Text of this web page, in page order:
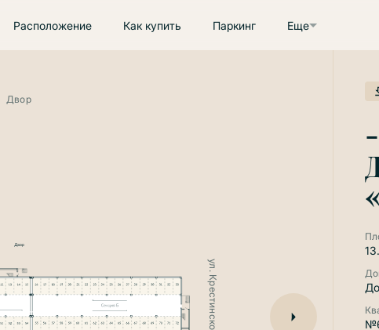
Расположение Как купить Паркинг Еще
Двор
ул. Крестинского